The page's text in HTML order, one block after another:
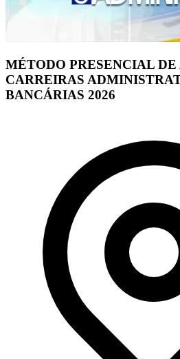
MÉTODO PRESENCIAL DE
CARREIRAS
BANCÁRIAS 2026